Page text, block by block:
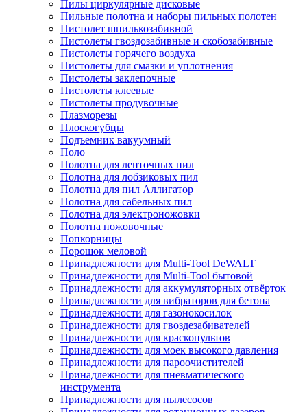
Пилы циркулярные дисковые
Пильные полотна и наборы пильных полотен
Пистолет шпилькозабивной
Пистолеты гвоздозабивные и скобозабивные
Пистолеты горячего воздуха
Пистолеты для смазки и уплотнения
Пистолеты заклепочные
Пистолеты клеевые
Пистолеты продувочные
Плазморезы
Плоскогубцы
Подъемник вакуумный
Поло
Полотна для ленточных пил
Полотна для лобзиковых пил
Полотна для пил Аллигатор
Полотна для сабельных пил
Полотна для электроножовки
Полотна ножовочные
Попкорницы
Порошок меловой
Принадлежности для Multi-Tool DeWALT
Принадлежности для Multi-Tool бытовой
Принадлежности для аккумуляторных отвёрток
Принадлежности для вибраторов для бетона
Принадлежности для газонокосилок
Принадлежности для гвоздезабивателей
Принадлежности для краскопультов
Принадлежности для моек высокого давления
Принадлежности для пароочистителей
Принадлежности для пневматического
инструмента
Принадлежности для пылесосов